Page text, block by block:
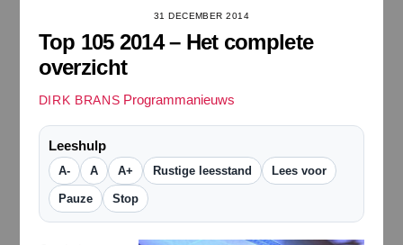
31 DECEMBER 2014
Top 105 2014 – Het complete
overzicht
DIRK BRANS Programmanieuws
Leeshulp
A- A A+ Rustige leesstand Lees voor
Pauze Stop